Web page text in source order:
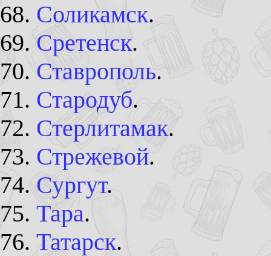
Соликамск.
Сретенск.
Ставрополь.
Стародуб.
Стерлитамак.
Стрежевой.
Сургут.
Тара.
Татарск.